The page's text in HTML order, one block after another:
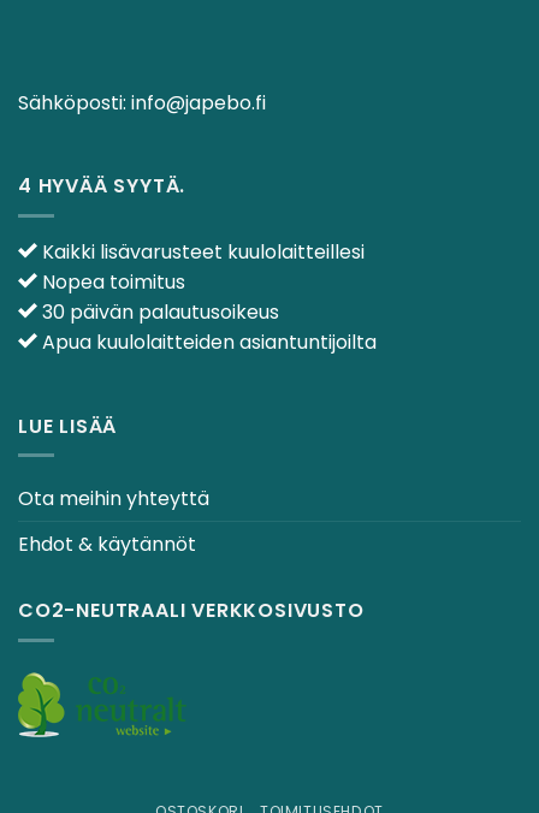
Sähköposti: info@japebo.fi
4 HYVÄÄ SYYTÄ.
Kaikki lisävarusteet kuulolaitteillesi
Nopea toimitus
30 päivän palautusoikeus
Apua kuulolaitteiden asiantuntijoilta
LUE LISÄÄ
Ota meihin yhteyttä
Ehdot & käytännöt
CO2-NEUTRAALI VERKKOSIVUSTO